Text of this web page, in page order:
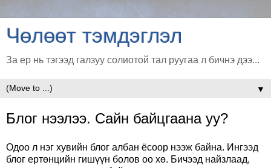
Чөлөөт тэмдэглэл
За ер нь тэгээд галзуу солиотой тал руугаа л бичнэ дээ...
▼
Блог нээлээ. Сайн байцгаана уу?
Одоо л нэг хувийн блог албан ёсоор нээж байна. Ингээд
блог ертөнцийн гишүүн болов оо хө. Бичээд найзлаад,